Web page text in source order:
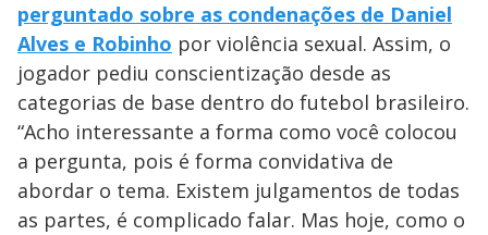
perguntado sobre as condenações de Daniel
Alves e Robinho por violência sexual. Assim, o
jogador pediu conscientização desde as
categorias de base dentro do futebol brasileiro.
“Acho interessante a forma como você colocou
a pergunta, pois é forma convidativa de
abordar o tema. Existem julgamentos de todas
as partes, é complicado falar. Mas hoje, como o